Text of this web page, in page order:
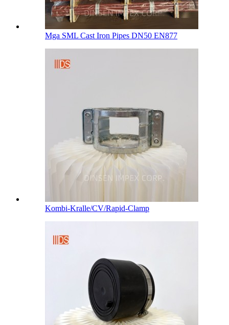
Mga SML Cast Iron Pipes DN50 EN877
Kombi-Kralle/CV/Rapid-Clamp